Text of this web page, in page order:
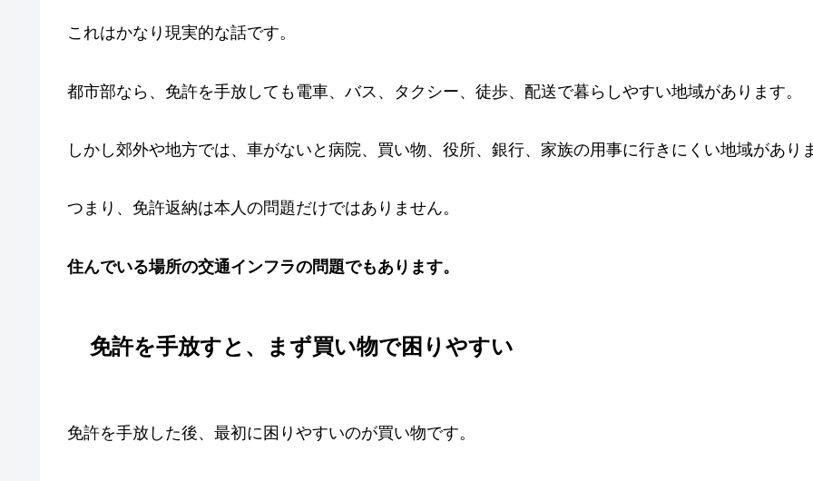
これはかなり現実的な話です。
都市部なら、免許を手放しても電車、バス、タクシー、徒歩、配送で暮らしやすい地域があります。
しかし郊外や地方では、車がないと病院、買い物、役所、銀行、家族の用事に行きにくい地域があり
つまり、免許返納は本人の問題だけではありません。
住んでいる場所の交通インフラの問題でもあります。
免許を手放すと、まず買い物で困りやすい
免許を手放した後、最初に困りやすいのが買い物です。